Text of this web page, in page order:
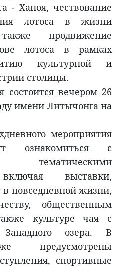
- Ханоя, чествование
лотоса в жизни
продвижение
лотоса в рамках
культурной и
столицы.
состоится вечером 26
имени Литычонга на
мероприятия
ознакомиться с
выставки,
повседневной жизни,
общественным
культуре чая с
озера. В
предусмотрены
спортивные